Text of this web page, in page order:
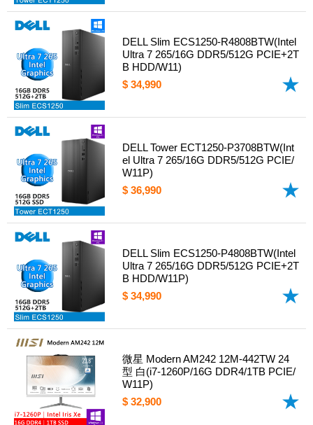
DELL Slim ECS1250-R4808BTW(Intel
Ultra 7 265/16G DDR5/512G PCIE+2T
B HDD/W11)
$ 34,990
DELL Tower ECT1250-P3708BTW(Int
el Ultra 7 265/16G DDR5/512G PCIE/
W11P)
$ 36,990
DELL Slim ECS1250-P4808BTW(Intel
Ultra 7 265/16G DDR5/512G PCIE+2T
B HDD/W11P)
$ 34,990
微星 Modern AM242 12M-442TW 24
型 白(i7-1260P/16G DDR4/1TB PCIE/
W11P)
$ 32,900